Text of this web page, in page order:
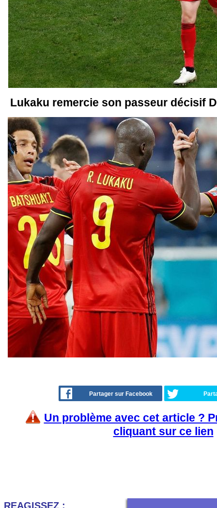
Lukaku remercie son passeur décisif
Partager sur Facebook
Un problème avec cet article ?
cliquant sur ce lien
REAGISSEZ :